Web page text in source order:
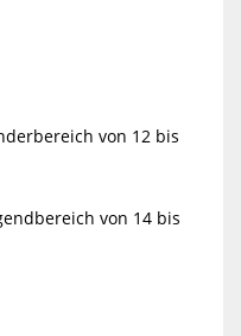
von 12 bis
von 14 bis